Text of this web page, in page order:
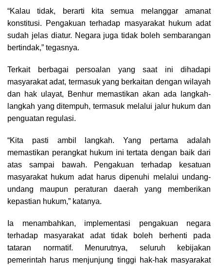
“Kalau tidak, berarti kita semua melanggar amanat
konstitusi. Pengakuan terhadap masyarakat hukum adat
sudah jelas diatur. Negara juga tidak boleh sembarangan
bertindak,” tegasnya.
Terkait berbagai persoalan yang saat ini dihadapi
masyarakat adat, termasuk yang berkaitan dengan wilayah
dan hak ulayat, Benhur memastikan akan ada langkah-
langkah yang ditempuh, termasuk melalui jalur hukum dan
penguatan regulasi.
“Kita pasti ambil langkah. Yang pertama adalah
memastikan perangkat hukum ini tertata dengan baik dari
atas sampai bawah. Pengakuan terhadap kesatuan
masyarakat hukum adat harus dipenuhi melalui undang-
undang maupun peraturan daerah yang memberikan
kepastian hukum,” katanya.
Ia menambahkan, implementasi pengakuan negara
terhadap masyarakat adat tidak boleh berhenti pada
tataran normatif. Menurutnya, seluruh kebijakan
pemerintah harus menjunjung tinggi hak-hak masyarakat